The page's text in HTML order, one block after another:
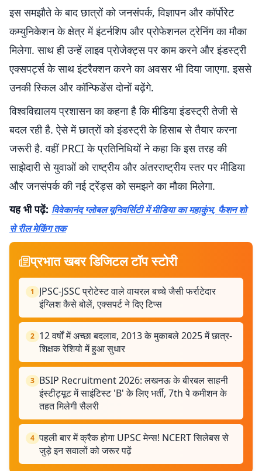
इस समझौते के बाद छात्रों को जनसंपर्क, विज्ञापन और कॉर्पोरेट
कम्युनिकेशन के क्षेत्र में इंटर्नशिप और प्रोफेशनल ट्रेनिंग का मौका
मिलेगा. साथ ही उन्हें लाइव प्रोजेक्ट्स पर काम करने और इंडस्ट्री
एक्सपर्ट्स के साथ इंटरैक्शन करने का अवसर भी दिया जाएगा. इससे
उनकी स्किल और कॉन्फिडेंस दोनों बढ़ेंगे.
विश्वविद्यालय प्रशासन का कहना है कि मीडिया इंडस्ट्री तेजी से
बदल रही है. ऐसे में छात्रों को इंडस्ट्री के हिसाब से तैयार करना
जरूरी है. वहीं PRCI के प्रतिनिधियों ने कहा कि इस तरह की
साझेदारी से युवाओं को राष्ट्रीय और अंतरराष्ट्रीय स्तर पर मीडिया
और जनसंपर्क की नई ट्रेंड्स को समझने का मौका मिलेगा.
यह भी पढ़ें: विवेकानंद ग्लोबल यूनिवर्सिटी में मीडिया का महाकुंभ, फैशन शो
से रील मेकिंग तक
प्रभात खबर डिजिटल टॉप स्टोरी
1
JPSC-JSSC प्रोटेस्ट वाले वायरल बच्चे जैसी फर्राटेदार
इंग्लिश कैसे बोलें, एक्सपर्ट ने दिए टिप्स
2 12 वर्षों में अच्छा बदलाव, 2013 के मुकाबले 2025 में छात्र-
शिक्षक रेशियो में हुआ सुधार
3 BSIP Recruitment 2026: लखनऊ के बीरबल साहनी
इंस्टीट्यूट में साइंटिस्ट 'B' के लिए भर्ती, 7th पे कमीशन के
तहत मिलेगी सैलरी
4 पहली बार में क्रैक होगा UPSC मेन्स! NCERT सिलेबस से
जुड़े इन सवालों को जरूर पढ़ें